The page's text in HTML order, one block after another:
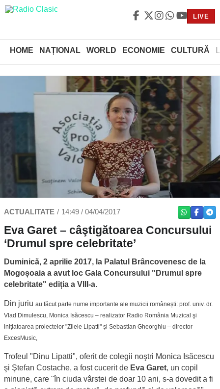
LIVE
HOME NAȚIONAL WORLD ECONOMIE CULTURĂ
ACTUALITATE 14:49 / 04/04/2017 WHATSAPP
Eva Garet – câştigătoarea Concursului
‘Drumul spre celebritate’
Duminică, 2 aprilie 2017, la Palatul Brâncovenesc de la
Mogoșoaia a avut loc Gala Concursului "Drumul spre
celebritate" ediția a VIII-a.
Din juriu au făcut parte nume importante ale muzicii românești: prof. univ. dr.
Vlad Dimulescu, Monica Isăcescu – realizator Radio România Muzical şi
iniţiatoarea proiectelor "Zilele Lipatti" şi Sebastian Gheorghiu – director
ExcesMusic,
Trofeul "Dinu Lipatti", oferit de colegii noştri Monica Isăcescu
şi Ştefan Costache, a fost cucerit de Eva Garet, un copil
minune, care "în ciuda vârstei de doar 10 ani, s-a dovedit a fi